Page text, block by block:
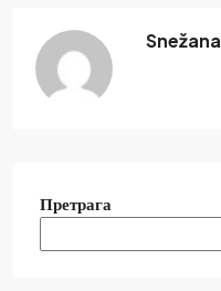
Snežana
Претрага